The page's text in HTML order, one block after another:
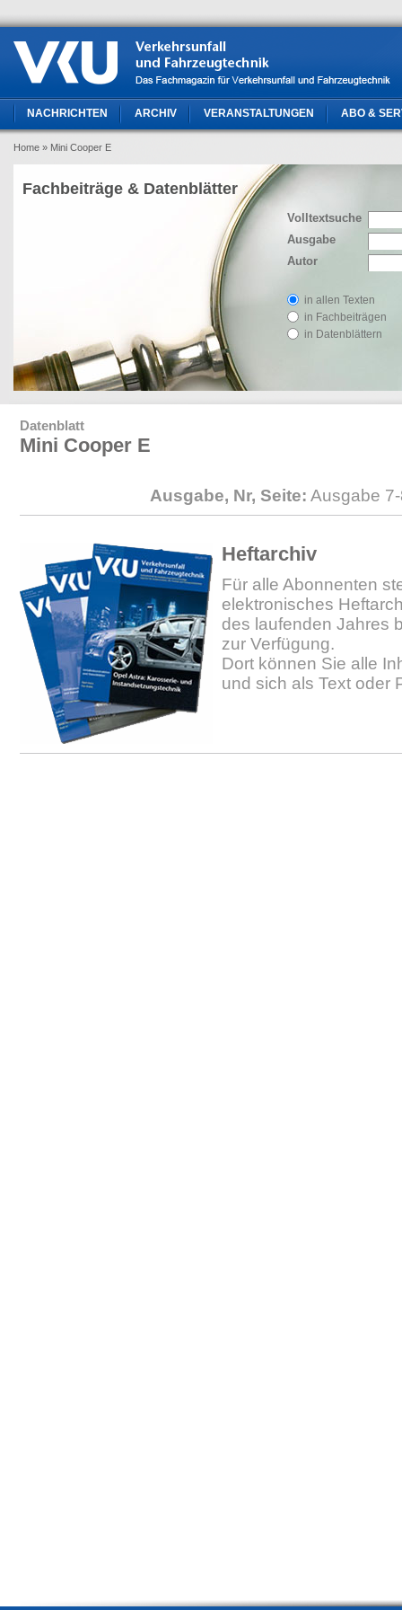
NACHRICHTEN ARCHIV VERANSTALTUNGEN ABO &
Home » Mini Cooper E
Volltextsuche
Ausgabe
Autor
in allen Texten
in Fachbeiträgen
in Datenblättern
Fachbeiträge & Datenblätter
Datenblatt
Mini Cooper E
Ausgabe, Nr, Seite: Ausgabe
Heftarchiv
Für alle Abonnenten
elektronisches
des laufenden Jahres
zur Verfügung.
Dort können Sie alle
und sich als Text oder